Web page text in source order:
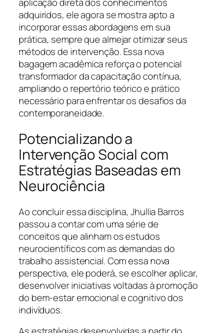
aplicação direta dos conhecimentos
adquiridos, ele agora se mostra apto a
incorporar essas abordagens em sua
prática, sempre que almejar otimizar seus
métodos de intervenção. Essa nova
bagagem acadêmica reforça o potencial
transformador da capacitação contínua,
ampliando o repertório teórico e prático
necessário para enfrentar os desafios da
contemporaneidade.
Potencializando a
Intervenção Social com
Estratégias Baseadas em
Neurociência
Ao concluir essa disciplina, Jhullia Barros
passou a contar com uma série de
conceitos que alinham os estudos
neurocientíficos com as demandas do
trabalho assistencial. Com essa nova
perspectiva, ele poderá, se escolher aplicar,
desenvolver iniciativas voltadas à promoção
do bem-estar emocional e cognitivo dos
indivíduos.